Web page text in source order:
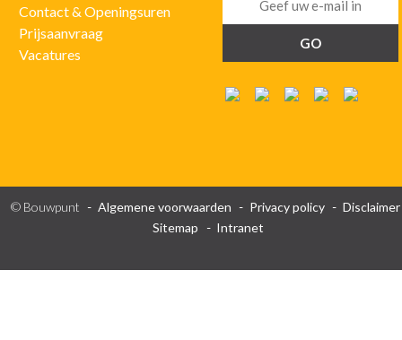
Contact & Openingsuren
Prijsaanvraag
Vacatures
© Bouwpunt Algemene voorwaarden Privacy policy
Disclaimer
Sitemap
Intranet